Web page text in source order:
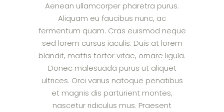
Aenean ullamcorper pharetra purus.
Aliquam eu faucibus nunc, ac
fermentum quam. Cras euismod neque
sed lorem cursus iaculis. Duis at lorem
blandit, mattis tortor vitae, ornare ligula.
Donec malesuada purus ut aliquet
ultrices. Orci varius natoque penatibus
et magnis dis parturient montes,
nascetur ridiculus mus. Praesent